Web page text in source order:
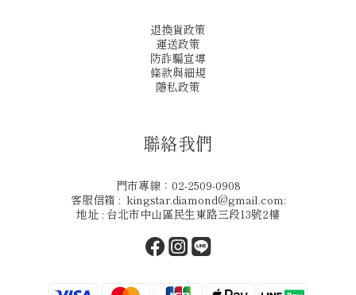
退換貨政策
運送政策
防詐騙宣導
條款與細規
隱私政策
聯絡我們
門市專線：02-2509-0908
客服信箱 : kingstar.diamond@gmail.com:
地址 : 台北市中山區民生東路三段13號2樓